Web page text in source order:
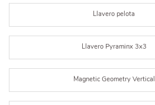
Llavero pelota
Llavero Pyraminx 3x3
Magnetic Geometry Vertical